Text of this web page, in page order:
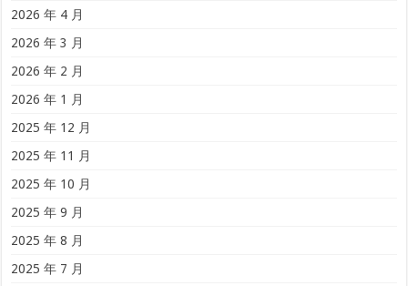
2026 年 4 月
2026 年 3 月
2026 年 2 月
2026 年 1 月
2025 年 12 月
2025 年 11 月
2025 年 10 月
2025 年 9 月
2025 年 8 月
2025 年 7 月